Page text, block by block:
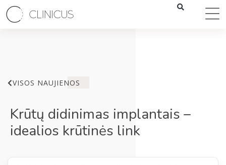
VISOS NAUJIENOS
Krūtų didinimas implantais –
idealios krūtinės link